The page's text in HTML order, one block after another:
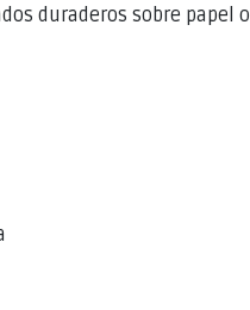
duraderos sobre papel o